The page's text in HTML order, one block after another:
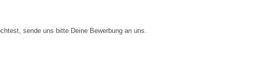
sende uns bitte Deine Bewerbung an uns.